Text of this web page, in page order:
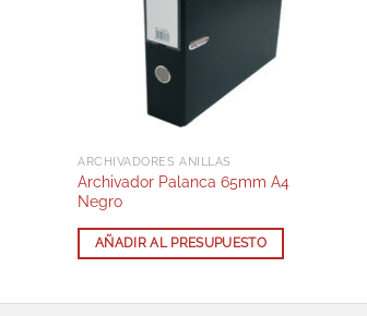
ARCHIVADORES ANILLAS
Archivador Palanca 65mm A4
Negro
AÑADIR AL PRESUPUESTO